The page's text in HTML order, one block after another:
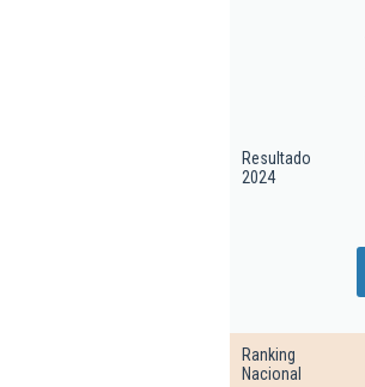
Resultado
2024
Ranking
Nacional